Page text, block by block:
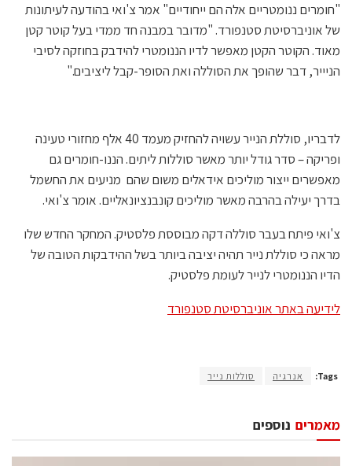
"חומרים ננומטריים אלה הם ייחודיים" אמר צ'ואי בהודעה לעיתונות
של אוניברסיטת סטנפורד. "מדובר במבנה חד ממדי בעל קוטר קטן
מאוד. הקוטר הקטן מאפשר לדיו הננומטרי להידבק בחוזקה לסיבי
הניייר, דבר שהופך את הסוללה ואת הסופר-קבל ליציבים."
לדבריו, סוללת הנייר עשויה להחזיק מעמד 40 אלף מחזורי טעינה
ופריקה – סדר גודל יותר מאשר סוללות ליתים. הננו-חומרים גם
מאפשרים ייצור מוליכים אידאלים משום שהם מניעים את החשמל
בדרך יעילה בהרבה מאשר מוליכים קונבנציונאליים. אומר צ'ואי.
צ'ואי פיתח בעבר סוללה דקה מבוססת פלסטיק. המחקר החדש שלו
מראה כי סוללת נייר תהיה יציבה ביותר בשל ההידבקות הטובה של
הדיו הננומטרי לנייר לעומת פלסטיק.
לידיעה באתר אוניברסיטת סטנפורד
Tags: אנרגיה סוללות נייר
נוספים מאמרים